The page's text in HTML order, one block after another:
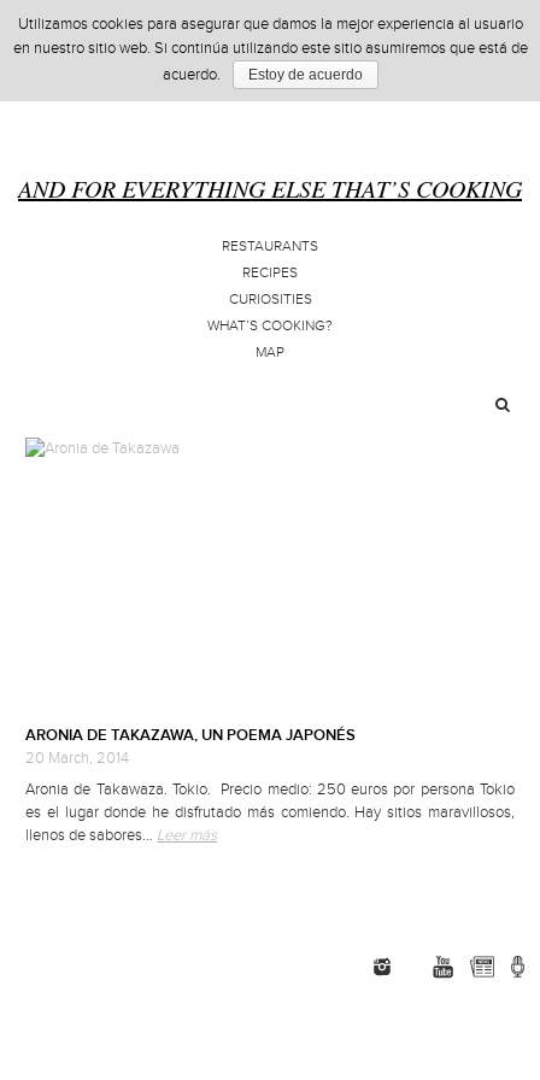
AND FOR EVERYTHING ELSE THAT’S COOKING
RESTAURANTS
RECIPES
CURIOSITIES
WHAT’S COOKING?
MAP
ARONIA DE TAKAZAWA, UN POEMA JAPONÉS
20 March, 2014
Aronia de Takawaza. Tokio. Precio medio: 250 euros por persona Tokio
es el lugar donde he disfrutado más comiendo. Hay sitios maravillosos,
llenos de sabores… Leer más
Utilizamos cookies para asegurar que damos la mejor experiencia al usuario
en nuestro sitio web. Si continúa utilizando este sitio asumiremos que está de
acuerdo.
Estoy de acuerdo